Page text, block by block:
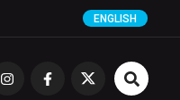
ENGLISH